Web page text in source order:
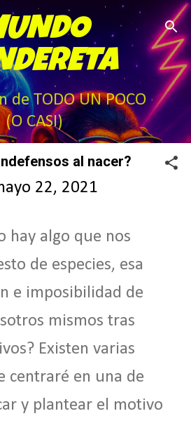
principal
de TODO UN POCO
(O CASI)
al nacer?
22, 2021
hay algo que nos
de especies, esa
e imposibilidad de
mismos tras
Existen varias
centraré en una de
y plantear el motivo